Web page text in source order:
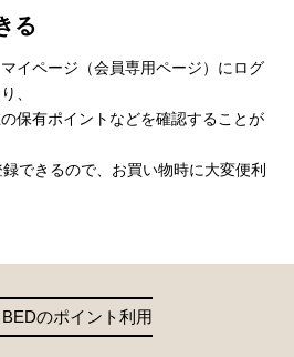
る
イページ（会員専用ページ）にログ
、
保有ポイントなどを確認することが
できるので、お買い物時に大変便利
のポイント利用